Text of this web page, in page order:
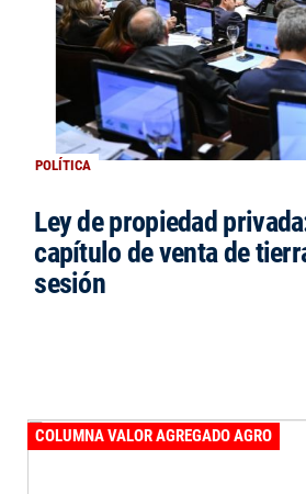
POLÍTICA
Ley de propiedad
capítulo de venta de
sesión
COLUMNA VALOR AGREGADO AGRO